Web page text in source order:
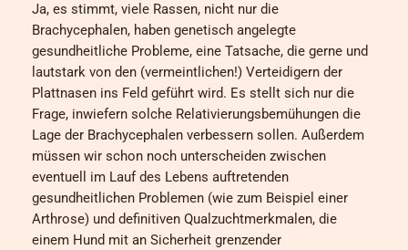
Ja, es stimmt, viele Rassen, nicht nur die
Brachycephalen, haben genetisch angelegte
gesundheitliche Probleme, eine Tatsache, die gerne und
lautstark von den (vermeintlichen!) Verteidigern der
Plattnasen ins Feld geführt wird. Es stellt sich nur die
Frage, inwiefern solche Relativierungsbemühungen die
Lage der Brachycephalen verbessern sollen. Außerdem
müssen wir schon noch unterscheiden zwischen
eventuell im Lauf des Lebens auftretenden
gesundheitlichen Problemen (wie zum Beispiel einer
Arthrose) und definitiven Qualzuchtmerkmalen, die
einem Hund mit an Sicherheit grenzender